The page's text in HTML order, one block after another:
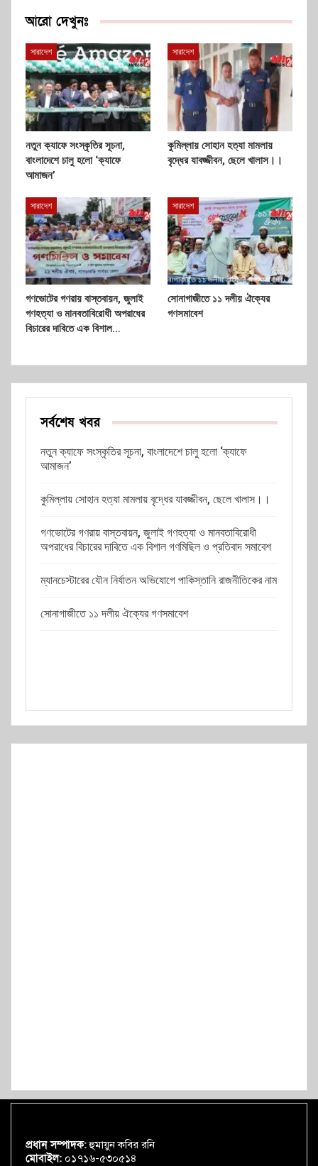
আরো দেখুনঃ
সারাদেশ
নতুন ক্যাফে সংস্কৃতির সূচনা,
বাংলাদেশে চালু হলো ‘ক্যাফে
আমাজন’
সারাদেশ
কুমিল্লায় সোহান হত্যা মামলায়
বৃদ্ধের যাবজ্জীবন, ছেলে খালাস।।
সারাদেশ
গণভোটের গণরায় বাস্তবায়ন, জুলাই
গণহত্যা ও মানবতাবিরোধী অপরাধের
বিচারের দাবিতে এক বিশাল…
সারাদেশ
সোনাগাজীতে ১১ দলীয় ঐক্যের
গণসমাবেশ
সর্বশেষ খবর
নতুন ক্যাফে সংস্কৃতির সূচনা, বাংলাদেশে চালু হলো ‘ক্যাফে
আমাজন’
কুমিল্লায় সোহান হত্যা মামলায় বৃদ্ধের যাবজ্জীবন, ছেলে খালাস।।
গণভোটের গণরায় বাস্তবায়ন, জুলাই গণহত্যা ও মানবতাবিরোধী
অপরাধের বিচারের দাবিতে এক বিশাল গণমিছিল ও প্রতিবাদ সমাবেশ
ম্যানচেস্টারের যৌন নির্যাতন অভিযোগে পাকিস্তানি রাজনীতিকের নাম
সোনাগাজীতে ১১ দলীয় ঐক্যের গণসমাবেশ
প্রধান সম্পাদক:হুমায়ুন কবির রনি
মোবাইল: ০১৭১৬-৫৩০৫১৪